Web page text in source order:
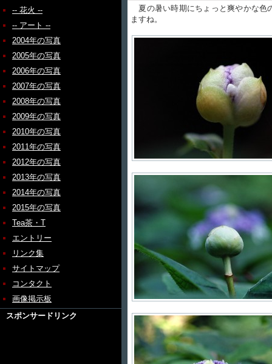
-- 花火 --
-- アート --
2004年の写真
2005年の写真
2006年の写真
2007年の写真
2008年の写真
2009年の写真
2010年の写真
2011年の写真
2012年の写真
2013年の写真
2014年の写真
2015年の写真
Tea茶・T
エントリー
リンク集
サイトマップ
コンタクト
画像掲示板
スポンサードリンク
夏の暑い時期にちょっと爽やかな色
ますね。